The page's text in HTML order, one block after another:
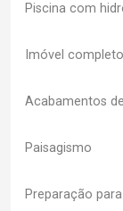
Piscina com
Imóvel
Acabamentos
Paisagismo
Preparação